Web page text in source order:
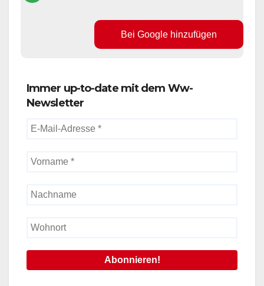
Bei Google hinzufügen
Immer up-to-date mit dem Ww-
Newsletter